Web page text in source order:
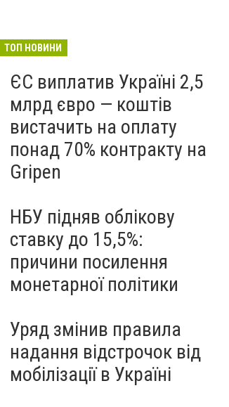
ТОП НОВИНИ
ЄС виплатив Україні 2,5
млрд євро — коштів
вистачить на оплату
понад 70% контракту на
Gripen
НБУ підняв облікову
ставку до 15,5%:
причини посилення
монетарної політики
Уряд змінив правила
надання відстрочок від
мобілізації в Україні